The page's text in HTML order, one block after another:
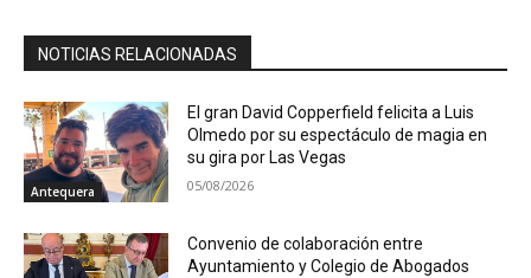
NOTICIAS RELACIONADAS
Antequera
El gran David Copperfield felicita a Luis
Olmedo por su espectáculo de magia en
su gira por Las Vegas
05/08/2026
Convenio de colaboración entre
Ayuntamiento y Colegio de Abogados